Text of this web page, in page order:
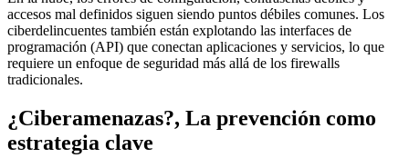
accesos mal definidos siguen siendo puntos débiles comunes. Los
ciberdelincuentes también están explotando las interfaces de
programación (API) que conectan aplicaciones y servicios, lo que
requiere un enfoque de seguridad más allá de los firewalls
tradicionales.
¿Ciberamenazas?, La prevención como
estrategia clave